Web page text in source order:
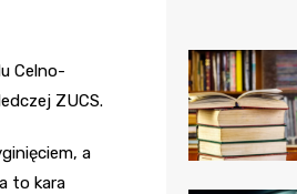
Celno-
ZUCS.
a
to kara